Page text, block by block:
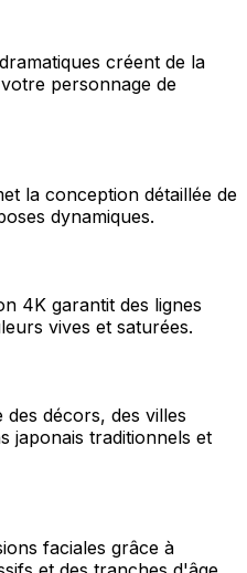
créent de la
personnage de
la conception détaillée de
dynamiques.
4K garantit des lignes
vives et saturées.
décors, des villes
japonais traditionnels et
faciales grâce à